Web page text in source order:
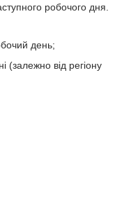
робочого дня.
день;
(залежно від регіону